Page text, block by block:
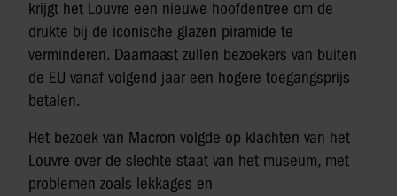
krijgt het Louvre een nieuwe hoofdentree om de
drukte bij de iconische glazen piramide te
verminderen. Daarnaast zullen bezoekers van buiten
de EU vanaf volgend jaar een hogere toegangsprijs
betalen.
Het bezoek van Macron volgde op klachten van het
Louvre over de slechte staat van het museum, met
problemen zoals lekkages en